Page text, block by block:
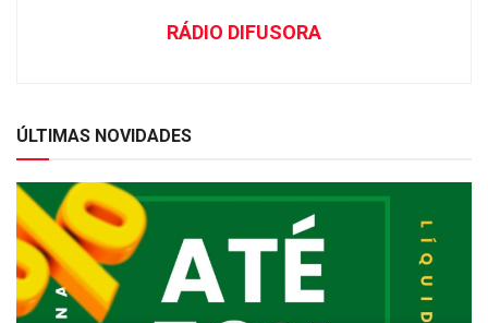
RÁDIO DIFUSORA
ÚLTIMAS NOVIDADES